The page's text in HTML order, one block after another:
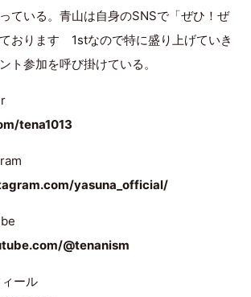
ている。青山は自身のSNSで「ぜひ！ぜ
おります 1stなので特に盛り上げていき
ト参加を呼び掛けている。
tena1013
yasuna_official/
@tenanism
ール